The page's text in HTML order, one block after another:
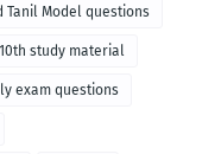
Tanil Model questions
10th study material
exam questions